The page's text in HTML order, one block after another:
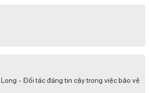
- Đối tác đáng tin cậy trong việc bảo vệ